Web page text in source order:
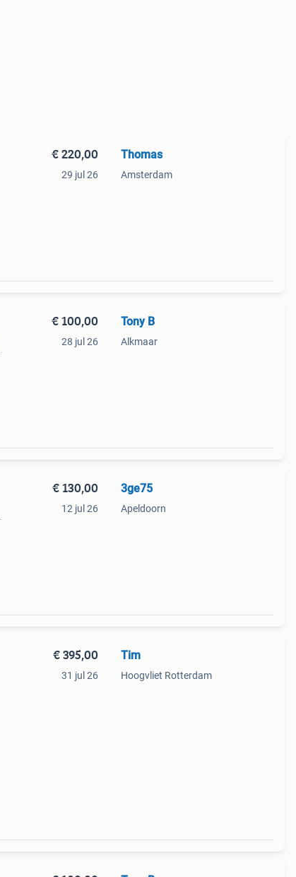
€ 220,00
29 jul 26
Thomas
Amsterdam
€ 100,00
28 jul 26
Tony B
Alkmaar
€ 130,00
12 jul 26
3ge75
Apeldoorn
€ 395,00
31 jul 26
Tim
Hoogvliet Rotterdam